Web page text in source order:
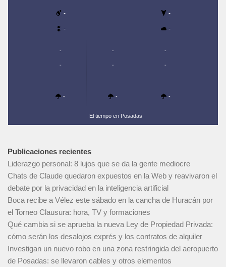
- -
- -
-
-
-
-
-
-
-
-
-
El tiempo en Posadas
Publicaciones recientes
Liderazgo personal: 8 lujos que se da la gente mediocre
Chats de Claude quedaron expuestos en la Web y reavivaron el
debate por la privacidad en la inteligencia artificial
Boca recibe a Vélez este sábado en la cancha de Huracán por
el Torneo Clausura: hora, TV y formaciones
Qué cambia si se aprueba la nueva Ley de Propiedad Privada:
cómo serán los desalojos exprés y los contratos de alquiler
Investigan un nuevo robo en una zona restringida del aeropuerto
de Posadas: se llevaron cables y otros elementos